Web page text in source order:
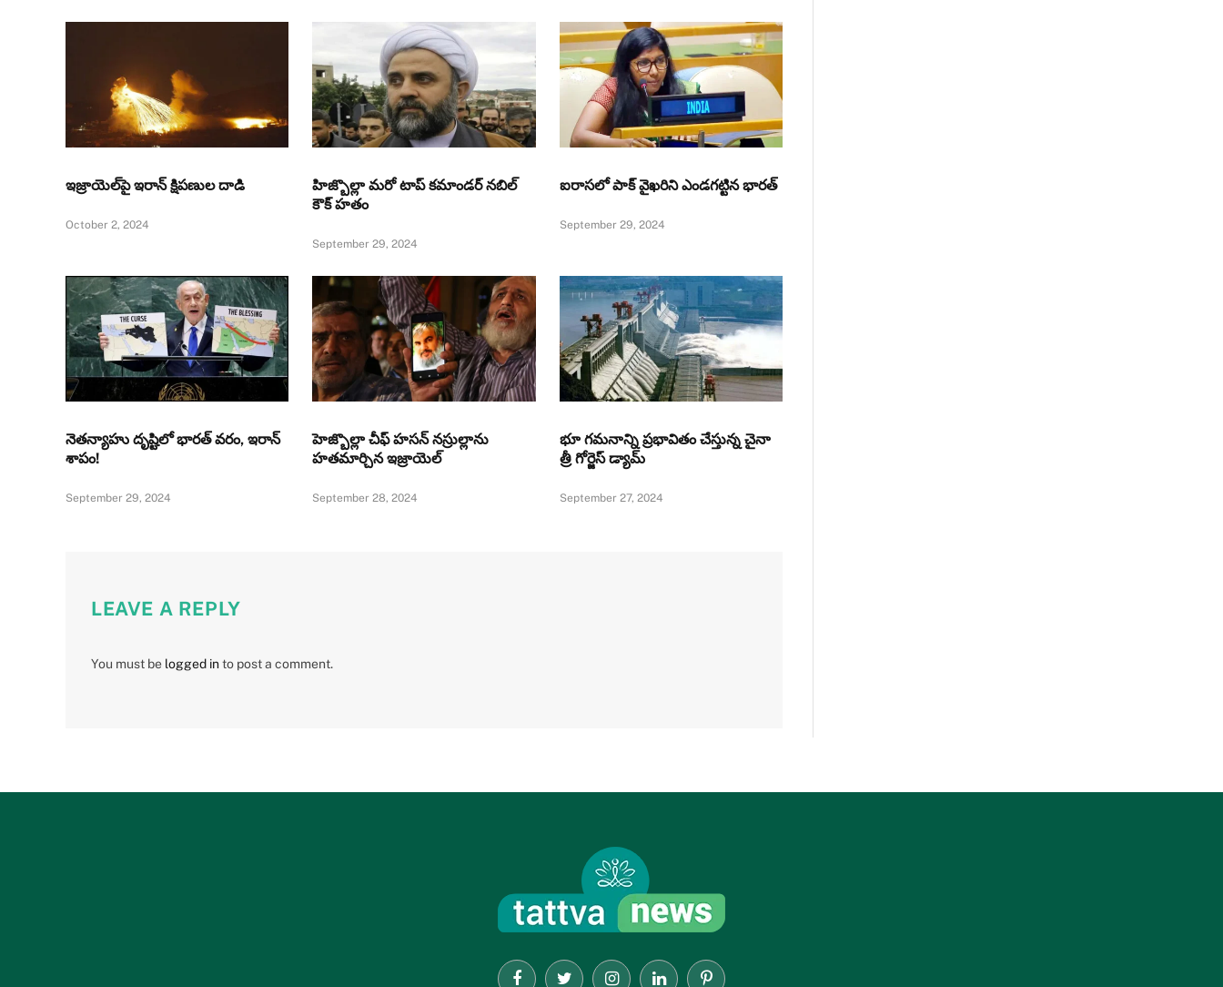
ఇజ్రాయెల్‌పై ఇరాన్ క్షిపణుల దాడి
October 2, 2024
హిజ్బొల్లా మరో టాప్‌ కమాండర్‌ నబిల్‌
కౌక్‌ హతం
September 29, 2024
ఐరాసలో పాక్ వైఖరిని ఎండగట్టిన భారత్
September 29, 2024
నెతన్యాహు దృష్టిలో భారత్ వరం, ఇరాన్
శాపం!
September 29, 2024
హెజ్బొల్లా చీఫ్ హసన్ నస్రుల్లాను
హతమార్చిన ఇజ్రాయెల్
September 28, 2024
భూ గమనాన్ని ప్రభావితం చేస్తున్న చైనా
త్రీ గోర్జెస్‌ డ్యామ్‌
September 27, 2024
LEAVE A REPLY
You must be logged into post a comment.